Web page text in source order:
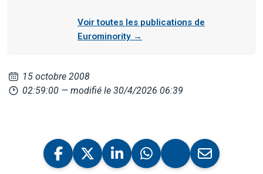
Voir toutes les publications de
Eurominority →
15 octobre 2008
02:59:00 — modifié le 30/4/2026 06:39